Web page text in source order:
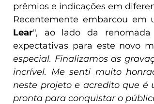
prêmios e indicações em
Recentemente embarcou em
Lear", ao lado da
expectativas para este novo
especial. Finalizamos as
incrível. Me senti muito
neste projeto e acredito que
pronta para conquistar o